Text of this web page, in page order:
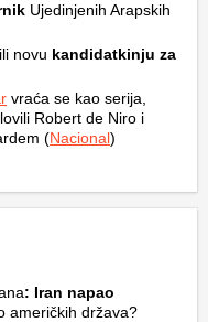
Ujedinjenih Arapskih
novu kandidatkinju za
vraća se kao serija,
Robert de Niro i
(Nacional)
: Iran napao
američkih država?